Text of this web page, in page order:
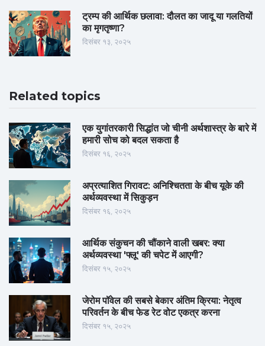
ट्रम्प की आर्थिक छलावा: दौलत का जादू या गलतियों
का मृगतृष्णा?
दिसंबर १३, २०२५
Related topics
एक युगांतरकारी सिद्धांत जो चीनी अर्थशास्त्र के बारे में
हमारी सोच को बदल सकता है
दिसंबर १६, २०२५
अप्रत्याशित गिरावट: अनिश्चितता के बीच यूके की
अर्थव्यवस्था में सिकुड़न
दिसंबर १६, २०२५
आर्थिक संकुचन की चौंकाने वाली खबर: क्या
अर्थव्यवस्था 'फ्लू' की चपेट में आएगी?
दिसंबर १५, २०२५
जेरोम पॉवेल की सबसे बेकार अंतिम क्रिया: नेतृत्व
परिवर्तन के बीच फेड रेट वोट एकत्र करना
दिसंबर १५, २०२५